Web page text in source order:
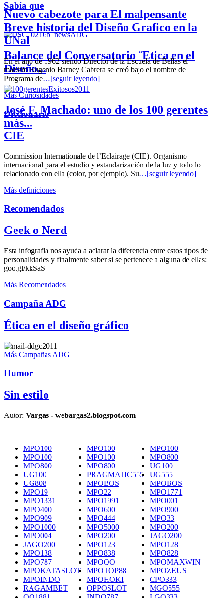
Nuevo cabezote para El malpensante
Balance del Conversatorio ¨Etica en el
Diseño...
José F. Machado: uno de los 100 gerentes
más...
Sabía que
Breve historia del Diseño Grafico en la
UNal
En el año de 1962 siendo Director de la Escuela de Bellas el
maestro Eugenio Barney Cabrera se creó bajo el nombre de
Programa de…[seguir leyendo]
Más Curiosidades
Diccionario
CIE
Commission Internationale de l’Eclairage (CIE). Organismo
internacional para el estudio y estandarización de la luz y todo lo
relacionado con ella (color, por ejemplo). Su…[seguir leyendo]
Más definiciones
Recomendados
Geek o Nerd
Esta infografía nos ayuda a aclarar la diferencia entre estos tipos de
personalidades y finalmente saber si se pertenece a alguna de ellas:
goo.gl/kkSaS
Más Recomendados
Campaña ADG
Ética en el diseño gráfico
Más Campañas ADG
Humor
Sin estilo
Autor: Vargas - webargas2.blogspot.com
MPO100 MPO100
MPO100
MPO100
MPO100
MPO800
MPO800
MPO800
UG100
UG100
PRAGMATIC555
UG555
UG808
MPOBOS
MPOBOS
MPO19
MPO22
MPO1771
MPO1331
MPO1991
MPO001
MPO400
MPO600
MPO900
MPO909
MPO444
MPO33
MPO1000
MPO5000
MPO200
MPO004
MPO200
JAGO200
JAGO200
MPO123
MPO128
MPO138
MPO838
MPO828
MPO787
MPOQQ
MPOMAXWIN
MPOKATASLOT
MPOTOP88
MPOZEUS
MPOINDO
MPOHOKI
CPO333
RAGAMBET
OPPOSLOT
MGO555